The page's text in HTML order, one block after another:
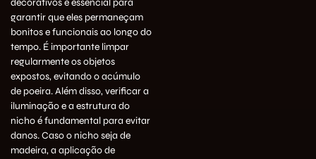
decorativos é essencial para
garantir que eles permaneçam
bonitos e funcionais ao longo do
tempo. É importante limpar
regularmente os objetos
expostos, evitando o acúmulo
de poeira. Além disso, verificar a
iluminação e a estrutura do
nicho é fundamental para evitar
danos. Caso o nicho seja de
madeira, a aplicação de